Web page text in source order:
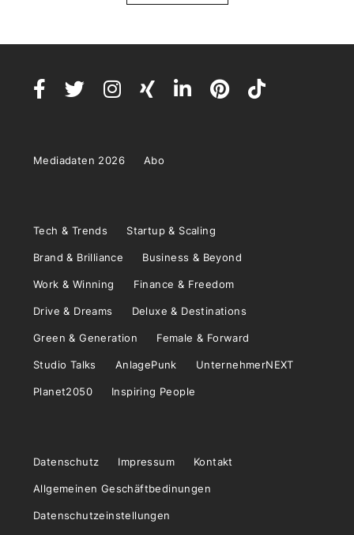
Mediadaten 2026 Abo
Tech & Trends Startup & Scaling
Brand & Brilliance Business & Beyond
Work & Winning Finance & Freedom
Drive & Dreams Deluxe & Destinations
Green & Generation Female & Forward
Studio Talks AnlagePunk UnternehmerNEXT
Planet2050 Inspiring People
Datenschutz Impressum Kontakt
Allgemeinen Geschäftbedinungen
Datenschutzeinstellungen